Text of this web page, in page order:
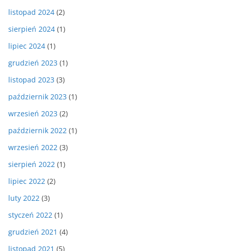
listopad 2024 (2)
sierpień 2024 (1)
lipiec 2024 (1)
grudzień 2023 (1)
listopad 2023 (3)
październik 2023 (1)
wrzesień 2023 (2)
październik 2022 (1)
wrzesień 2022 (3)
sierpień 2022 (1)
lipiec 2022 (2)
luty 2022 (3)
styczeń 2022 (1)
grudzień 2021 (4)
listopad 2021 (5)